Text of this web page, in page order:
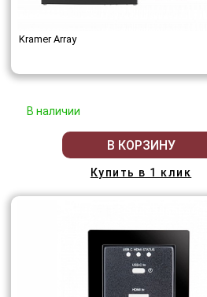
Kramer Array
В наличии
В КОРЗИНУ
Купить в 1 клик